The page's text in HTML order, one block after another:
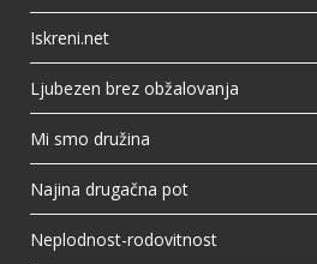
Iskreni.net
Ljubezen brez obžalovanja
Mi smo družina
Najina drugačna pot
Neplodnost-rodovitnost